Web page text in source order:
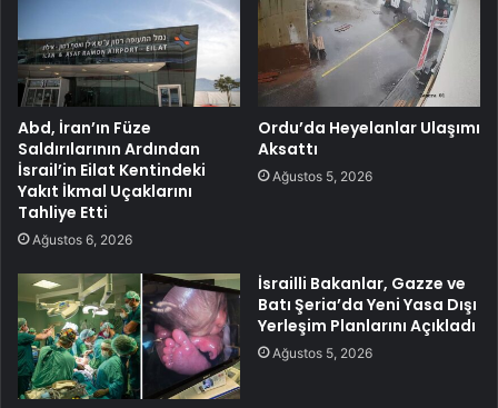
Abd, İran’ın Füze
Saldırılarının Ardından
İsrail’in Eilat Kentindeki
Yakıt İkmal Uçaklarını
Tahliye Etti
Ağustos 6, 2026
Ordu’da Heyelanlar Ulaşımı
Aksattı
Ağustos 5, 2026
İsrailli Bakanlar, Gazze ve
Batı Şeria’da Yeni Yasa Dışı
Yerleşim Planlarını Açıkladı
Ağustos 5, 2026